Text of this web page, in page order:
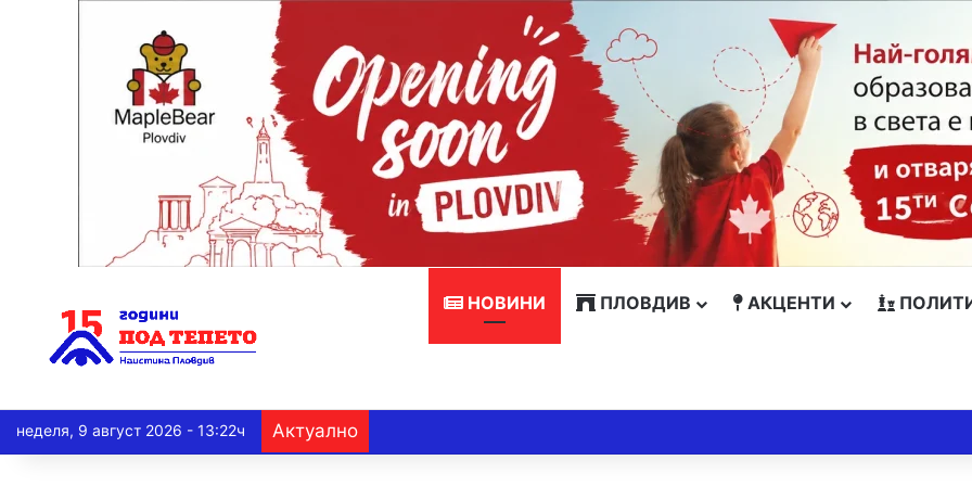
НОВИНИ ПЛОВДИВ АКЦЕНТИ
неделя, 9 август 2026 - 13:22ч Актуално